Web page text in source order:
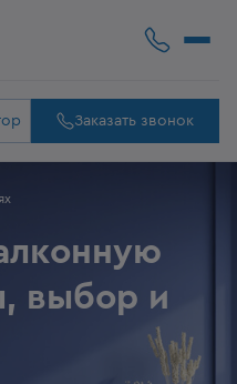
Заказать звонок
выбор и